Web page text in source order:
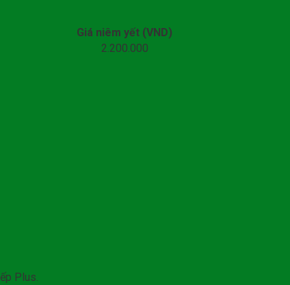
Giá niêm yết (VND)
2.200.000
Plus.